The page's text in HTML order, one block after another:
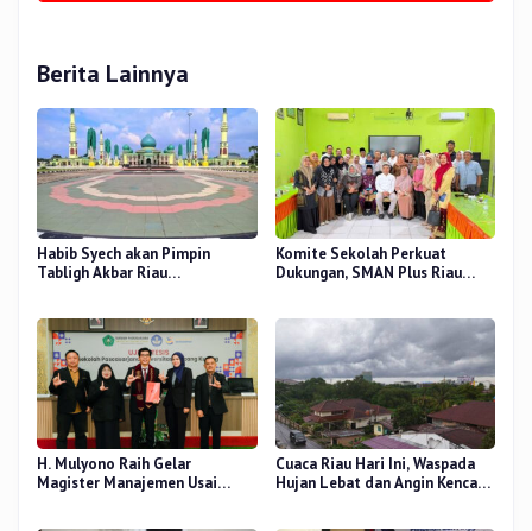
Berita Lainnya
Habib Syech akan Pimpin
Tabligh Akbar Riau
Komite Sekolah Perkuat
Dukungan, SMAN Plus Riau
H. Mulyono Raih Gelar
Magister Manajemen Usai
Cuaca Riau Hari Ini, Waspada
Hujan Lebat dan Angin Kencang